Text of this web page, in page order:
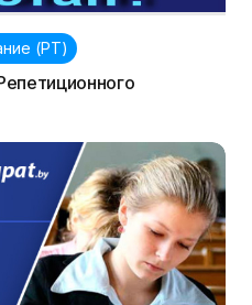
(РТ)